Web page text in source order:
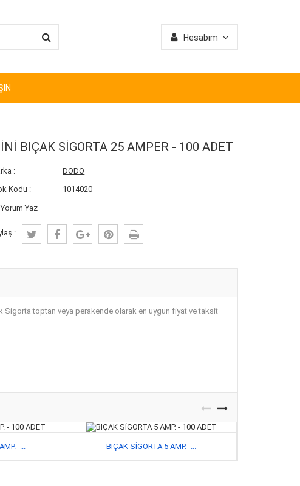
Hesabım
BIÇAK SİGORTA 25 AMPER - 100 ADET
:
DODO
Kodu :
1014020
Yaz
:
Sigorta toptan veya perakende olarak en uygun fiyat ve taksit
-... BIÇAK SİGORTA 5 AMP. -...